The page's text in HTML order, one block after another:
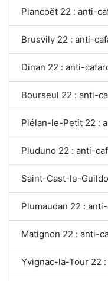
Plancoët 22 : anti-
Brusvily 22 : anti-
Dinan 22 : anti-
Bourseul 22 : anti-
Plélan-le-Petit 22 :
Pluduno 22 : anti-
Saint-Cast-le-
Plumaudan 22 :
Matignon 22 : anti-
Yvignac-la-Tour 22